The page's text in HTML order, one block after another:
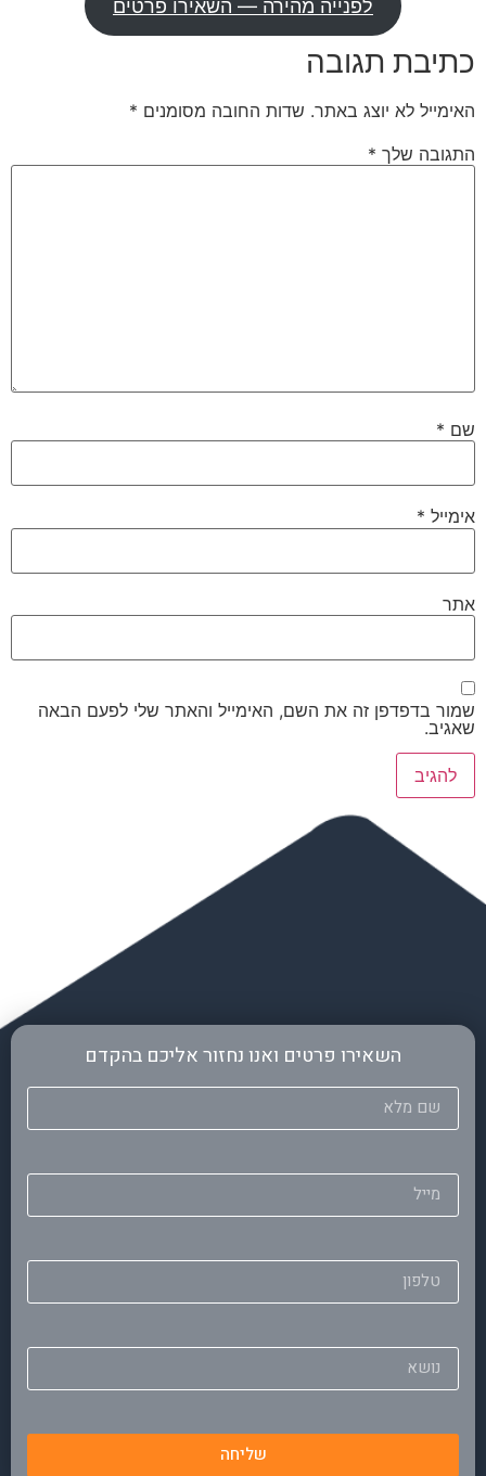
לפנייה מהירה — השאירו פרטים
כתיבת תגובה
האימייל לא יוצג באתר. שדות החובה מסומנים *
התגובה שלך *
שם *
אימייל *
אתר
שמור בדפדפן זה את השם, האימייל והאתר שלי לפעם הבאה
שאגיב.
השאירו פרטים ואנו נחזור אליכם בהקדם
שליחה